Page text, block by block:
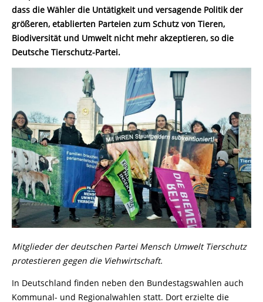
dass die Wähler die Untätigkeit und versagende Politik der
größeren, etablierten Parteien zum Schutz von Tieren,
Biodiversität und Umwelt nicht mehr akzeptieren, so die
Deutsche Tierschutz-Partei.
Mitglieder der deutschen Partei Mensch Umwelt Tierschutz
protestieren gegen die Viehwirtschaft.
In Deutschland finden neben den Bundestagswahlen auch
Kommunal- und Regionalwahlen statt. Dort erzielte die